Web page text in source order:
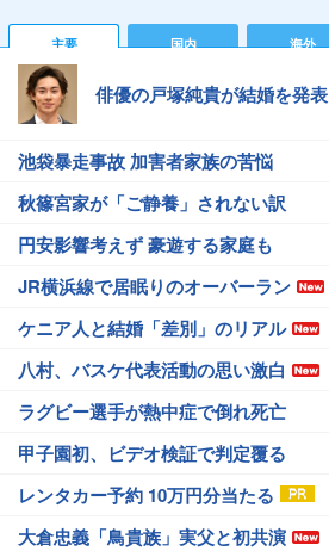
主要 国内 海外
俳優の戸塚純貴が結婚を発表
池袋暴走事故 加害者家族の苦悩
秋篠宮家が「ご静養」されない訳
円安影響考えず 豪遊する家庭も
JR横浜線で居眠りのオーバーラン
ケニア人と結婚「差別」のリアル
八村、バスケ代表活動の思い激白
ラグビー選手が熱中症で倒れ死亡
甲子園初、ビデオ検証で判定覆る
レンタカー予約 10万円分当たる
大倉忠義「鳥貴族」実父と初共演